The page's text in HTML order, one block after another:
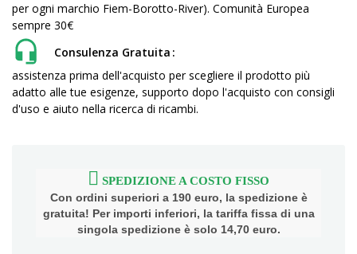
per ogni marchio Fiem-Borotto-River). Comunità Europea
sempre 30€
Consulenza Gratuita
assistenza prima dell'acquisto per scegliere il prodotto più
adatto alle tue esigenze, supporto dopo l'acquisto con consigli
d'uso e aiuto nella ricerca di ricambi.
SPEDIZIONE A COSTO FISSO
Con ordini superiori a 190 euro, la spedizione è
gratuita! Per importi inferiori, la tariffa fissa di una
singola spedizione è solo 14,70 euro.